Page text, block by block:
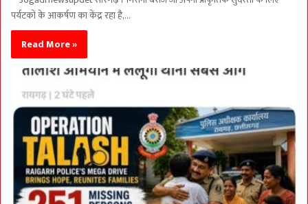
पर्यटकों के आकर्षण का केंद्र रहा है,…
Read More »